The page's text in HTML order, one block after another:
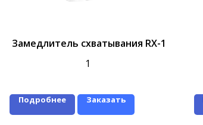
Замедлитель схватывания RX-1
1
Подробнее Заказать